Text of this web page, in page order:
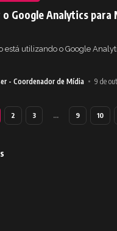
Google Analytics para
está utilizando o Google
- Coordenador de Mídia 9 de
2 3 … 9 10